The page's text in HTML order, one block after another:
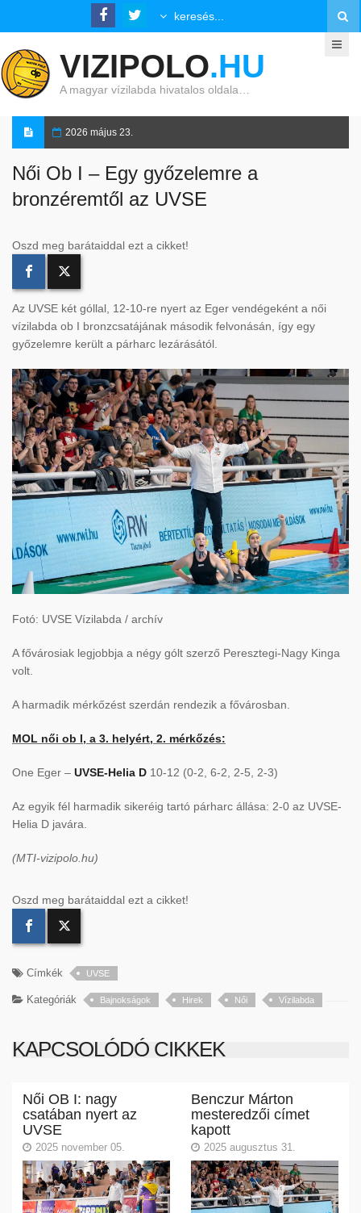
VIZIPOLO.HU
A magyar vízilabda hivatalos oldala…
2026 május 23.
Női Ob I – Egy győzelemre a
bronzéremtől az UVSE
Oszd meg barátaiddal ezt a cikket!
Az UVSE két góllal, 12-10-re nyert az Eger vendégeként a női
vízilabda ob I bronzcsatájának második felvonásán, így egy
győzelemre került a párharc lezárásától.
Fotó: UVSE Vízilabda / archív
A fővárosiak legjobbja a négy gólt szerző Peresztegi-Nagy Kinga
volt.
A harmadik mérkőzést szerdán rendezik a fővárosban.
MOL női ob I, a 3. helyért, 2. mérkőzés:
One Eger – UVSE-Helia D 10-12 (0-2, 6-2, 2-5, 2-3)
Az egyik fél harmadik sikeréig tartó párharc állása: 2-0 az UVSE-
Helia D javára.
(MTI-vizipolo.hu)
Oszd meg barátaiddal ezt a cikket!
Címkék UVSE
Kategóriák Bajnokságok Hirek Női Vízilabda
KAPCSOLÓDÓ CIKKEK
Női OB I: nagy
csatában nyert az
UVSE
2025 november 05.
Benczur Márton
mesteredzői címet
kapott
2025 augusztus 31.